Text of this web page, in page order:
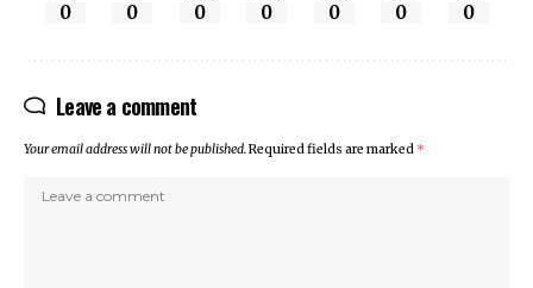
0 0 0 0 0 0 0
Leave a comment
Your email address will not be published.Required fields are marked *